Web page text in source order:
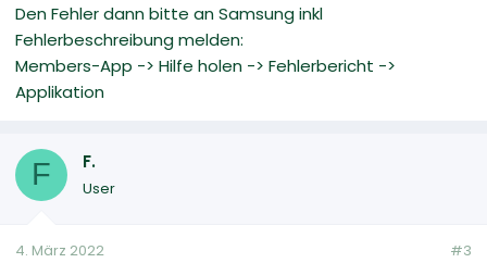
Den Fehler dann bitte an Samsung inkl
Fehlerbeschreibung melden:
Members-App -> Hilfe holen -> Fehlerbericht ->
Applikation
F F.
User
4. März 2022 #3